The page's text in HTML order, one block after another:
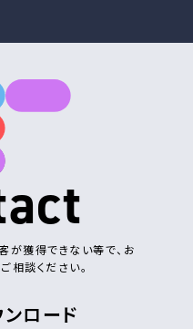
が獲得できない等で、お
相談ください。
ロード